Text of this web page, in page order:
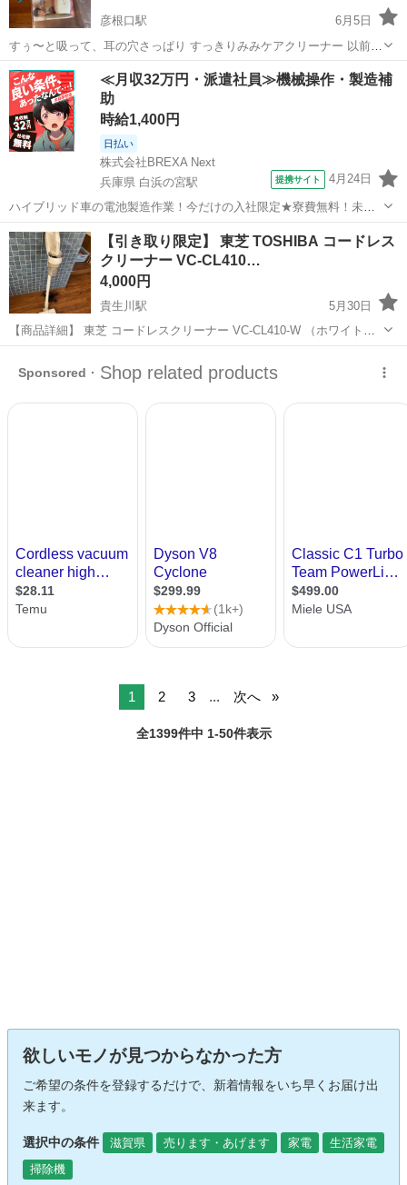
彦根口駅
6月5日
すぅ〜と吸って、耳の穴さっぱり すっきりみみケアクリーナー 以前使
用していました。 大人用ノズル、子ども用ノズルそろってます。 出品
に際し洗浄しました。動作確認済み カサカサ耳垢の方向きです 耳掃除
嫌いの方、ベビー、子ども...
滋賀 彦根市 彦根口駅 生活家電 耳垢
≪月収32万円・派遣社員≫機械操作・製造補
助
時給1,400円
日払い
株式会社BREXA Next
兵庫県 白浜の宮駅
提携サイト 4月24日
ハイブリッド車の電池製造作業！今だけの入社限定★寮費無料！未経
験活躍中★20～50代の男性活躍中！安定企業で長期で働きたい方オス
スメ！年間休日130日！正社員登用制度あり！マイカー通勤OK！ワン
ルーム寮完備！《兵庫県姫路市》...
兵庫 姫路市 白浜の宮駅 その他
【引き取り限定】 東芝 TOSHIBA コードレス
クリーナー VC-CL410…
4,000円
貴生川駅
5月30日
【商品詳細】 東芝 コードレスクリーナー VC-CL410-W （ホワイト）
ブランド：TOSHIBA トルネオ 形状：スタンド(スティック)型 ハンデ
ィ型 集じん方式：サイクロン式 ヘッド種類：モーター式(自走式...
1 2 3 ... 次へ
全1399件中 1-50件表示
欲しいモノが見つからなかった方
ご希望の条件を登録するだけで、新着情報をいち早くお届け出
来ます。
選択中の条件 滋賀県 売ります・あげます 家電
生活家電
掃除機